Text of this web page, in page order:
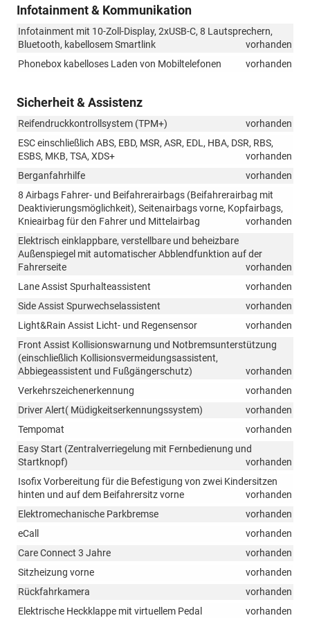
Infotainment & Kommunikation
Infotainment mit 10-Zoll-Display, 2xUSB-C, 8 Lautsprechern,
Bluetooth, kabellosem Smartlink
vorhanden
Phonebox kabelloses Laden von Mobiltelefonen
vorhanden
Sicherheit & Assistenz
Reifendruckkontrollsystem (TPM+)
vorhanden
ESC einschließlich ABS, EBD, MSR, ASR, EDL, HBA, DSR, RBS,
ESBS, MKB, TSA, XDS+
vorhanden
Berganfahrhilfe
vorhanden
8 Airbags Fahrer- und Beifahrerairbags (Beifahrerairbag mit
Deaktivierungsmöglichkeit), Seitenairbags vorne, Kopfairbags,
Knieairbag für den Fahrer und Mittelairbag
vorhanden
Elektrisch einklappbare, verstellbare und beheizbare
Außenspiegel mit automatischer Abblendfunktion auf der
Fahrerseite
vorhanden
Lane Assist Spurhalteassistent
vorhanden
Side Assist Spurwechselassistent
vorhanden
Light&Rain Assist Licht- und Regensensor
vorhanden
Front Assist Kollisionswarnung und Notbremsunterstützung
(einschließlich Kollisionsvermeidungsassistent,
Abbiegeassistent und Fußgängerschutz)
vorhanden
Verkehrszeichenerkennung
vorhanden
Driver Alert( Müdigkeitserkennungssystem)
vorhanden
Tempomat
vorhanden
Easy Start (Zentralverriegelung mit Fernbedienung und
Startknopf)
vorhanden
Isofix Vorbereitung für die Befestigung von zwei Kindersitzen
hinten und auf dem Beifahrersitz vorne
vorhanden
Elektromechanische Parkbremse
vorhanden
eCall
vorhanden
Care Connect 3 Jahre
vorhanden
Sitzheizung vorne
vorhanden
Rückfahrkamera
vorhanden
Elektrische Heckklappe mit virtuellem Pedal
vorhanden